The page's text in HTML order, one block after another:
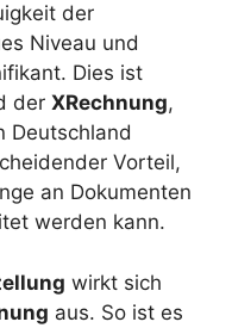
der
Niveau und
Dies ist
der XRechnung,
Deutschland
Vorteil,
an Dokumenten
werden kann.
wirkt sich
aus. So ist es